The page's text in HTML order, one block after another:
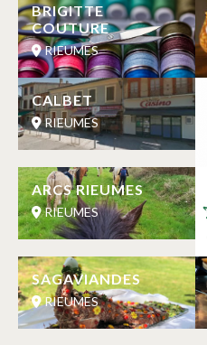
BRIGITTE
COUTURE
RIEUMES
CALBET
RIEUMES
ARCS RIEUMES
RIEUMES
SAGAVIANDES
RIEUMES